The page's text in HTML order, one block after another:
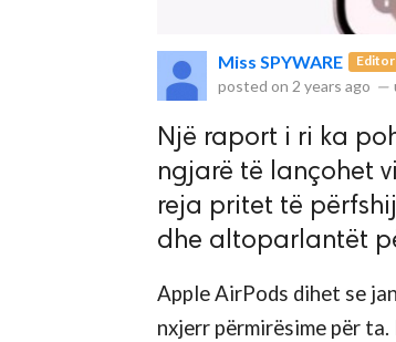
Miss SPYWARE Editor
posted on 2 years ago —
Një raport i ri ka
ngjarë të lançohet
reja pritet të
dhe altoparlantët
Apple AirPods dihet se
nxjerr përmirësime për